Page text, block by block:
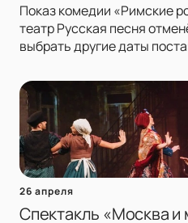
Показ комедии «Римские
театр Русская песня
выбрать другие даты
26 апреля
Спектакль «Москва